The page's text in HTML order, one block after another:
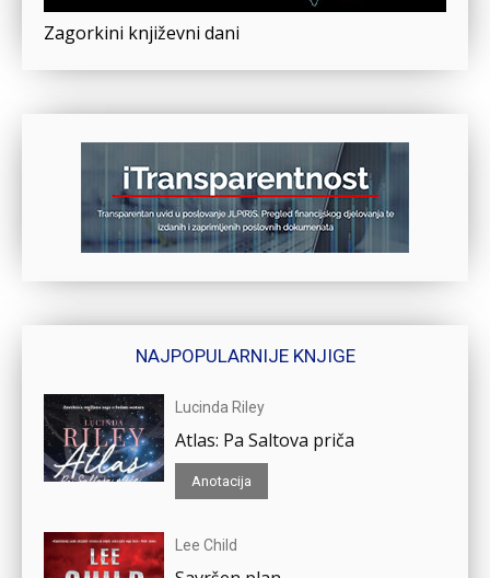
Zagorkini književni dani
NAJPOPULARNIJE KNJIGE
Lucinda Riley
Atlas: Pa Saltova priča
Anotacija
Lee Child